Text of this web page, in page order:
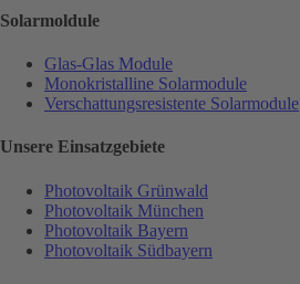
Solarmoldule
Glas-Glas Module
Monokristalline Solarmodule
Verschattungsresistente Solarmodule
Unsere Einsatzgebiete
Photovoltaik Grünwald
Photovoltaik München
Photovoltaik Bayern
Photovoltaik Südbayern